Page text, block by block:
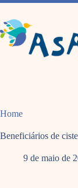
Pular
o
conteúdo
Home
Beneficiários de
9 de maio de